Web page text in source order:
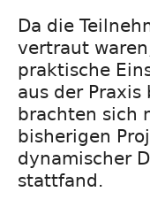
Da die
vertraut
praktische
aus der Praxis
brachten sich
bisherigen
dynamischer
stattfand.